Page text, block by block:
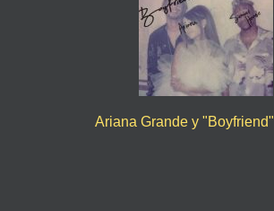
Ariana Grande y "Boyfriend"